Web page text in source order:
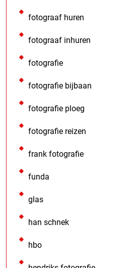
fotograaf huren
fotograaf inhuren
fotografie
fotografie bijbaan
fotografie ploeg
fotografie reizen
frank fotografie
funda
glas
han schnek
hbo